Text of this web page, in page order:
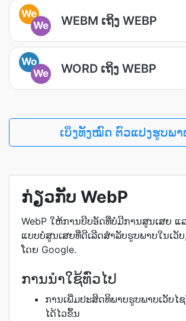
We
We
WEBM ເຖິງ WEBP
Wo
We
WORD ເຖິງ WEBP
ເບິ່ງທັງໝົດ ຕົວແປງຮູບພ
ກ່ຽວກັບ WebP
WebP ໃຫ້ການບີບອັດທີ່ບໍ່ມີການສູນເສຍ ແ
ແບບບໍ່ສູນເສຍທີ່ດີເລີດສຳລັບຮູບພາບໃນເວັ
ໂດຍ Google.
ການນຳໃຊ້ທົ່ວໄປ
ການເພີ່ມປະສິດທິພາບຮູບພາບເວັບໄ
ໄດ້ໄວຂຶ້ນ